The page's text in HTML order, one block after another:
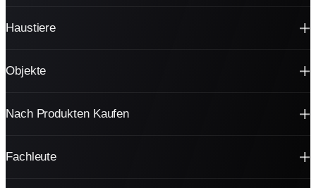
Haustiere
Objekte
Nach Produkten Kaufen
Fachleute